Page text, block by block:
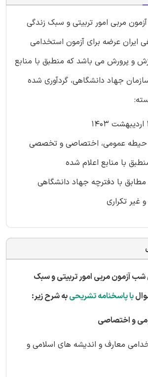
مربی امور تربیتی و سبک زندگی
ایران عرضه برای آزمون استخدامی
و پرورش می باشد که منطبق با منابع
جهاد دانشگاهی، گردآوری شده
عمومی، اختصاصی و تخصصی
با منابع اعلام شده
مطابق با دفترچه جهاد دانشگاهی
غیر تکراری
آزمون مربی امور تربیتی و سبک
با پاسخنامه تشریحیبه شرح زیر:
و اختصاصی
معارف و اندیشه های اسلامی و